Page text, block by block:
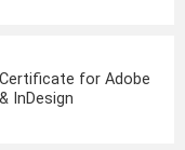
Certificate for Adobe
InDesign